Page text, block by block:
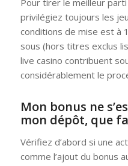
Pour tirer le meilleur parti
privilégiez toujours les
conditions de mise est à
sous (hors titres exclus
live casino contribuent
considérablement le
Mon bonus ne
mon dépôt, que
Vérifiez d’abord si une
comme l’ajout du bonus